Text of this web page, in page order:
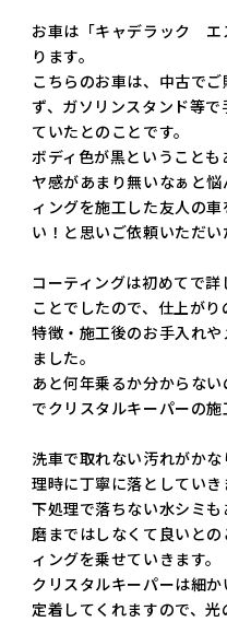
お車は「キャデラック
ります。
こちらのお車は、中古で
ず、ガソリンスタンド等
ていたとのことです。
ボディ色が黒ということ
ヤ感があまり無いなぁと
ィングを施工した友人の
い！と思いご依頼いただい
コーティングは初めてで
ことでしたので、仕上が
特徴・施工後のお手入れ
ました。
あと何年乗るか分からな
でクリスタルキーパーの施
洗車で取れない汚れがか
理時に丁寧に落としていき
下処理で落ちない水シミ
磨まではしなくて良いと
ィングを乗せていきます。
クリスタルキーパーは細
定着してくれますので、